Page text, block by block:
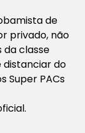
de
privado, não
classe
distanciar do
Super PACs